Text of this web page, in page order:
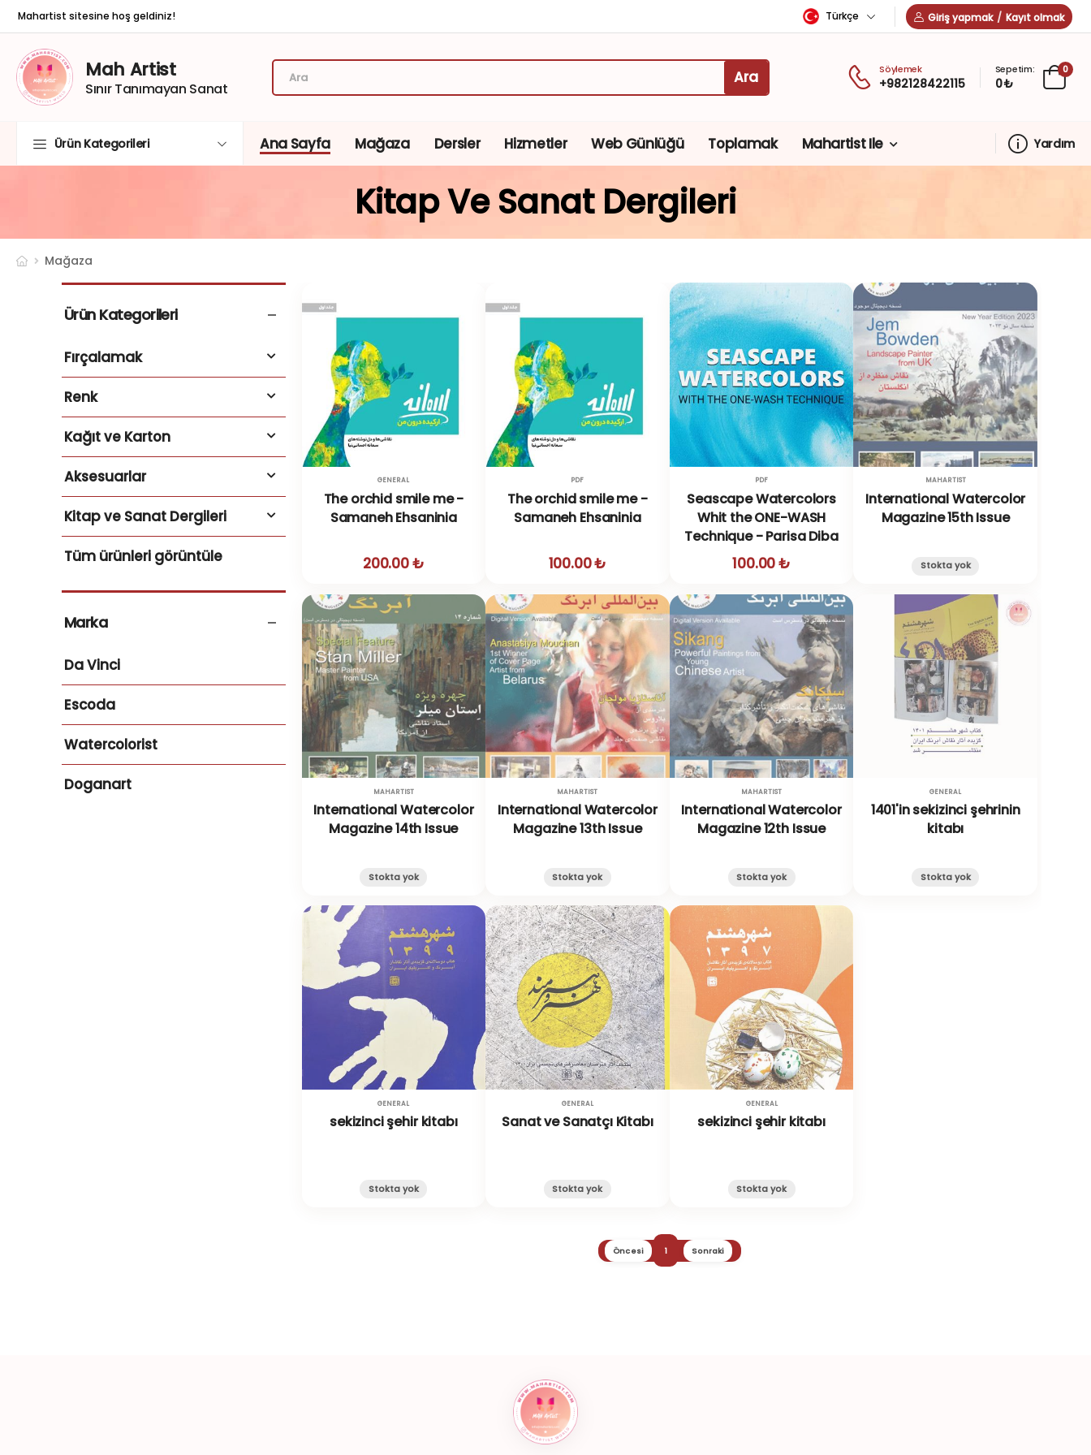
Mahartist sitesine hoş geldiniz! Türkçe Giriş yapmak / Kayıt olmak
Mah Artist
Sınır Tanımayan Sanat
Söylemek
+982128422115
Sepetim:
0 ₺
0
Ürün Kategorileri Ana Sayfa Mağaza Dersler Hizmetler Web Günlüğü Toplamak Mahartist Ile Yardım
Kitap Ve Sanat Dergileri
Mağaza
Ürün Kategorileri
Fırçalamak
Renk
Kağıt ve Karton
Aksesuarlar
Kitap ve Sanat Dergileri
Tüm ürünleri görüntüle
Marka
Da Vinci
Escoda
Watercolorist
Doganart
GENERAL
The orchid smile me -
Samaneh Ehsaninia
200.00 ₺
PDF
The orchid smile me -
Samaneh Ehsaninia
100.00 ₺
PDF
Seascape Watercolors
Whit the ONE-WASH
Technique - Parisa Diba
100.00 ₺
MAHARTIST
International Watercolor
Magazine 15th Issue
Stokta yok
MAHARTIST
International Watercolor
Magazine 14th Issue
Stokta yok
MAHARTIST
International Watercolor
Magazine 13th Issue
Stokta yok
MAHARTIST
International Watercolor
Magazine 12th Issue
Stokta yok
GENERAL
1401'in sekizinci şehrinin
kitabı
Stokta yok
GENERAL
sekizinci şehir kitabı
Stokta yok
GENERAL
Sanat ve Sanatçı Kitabı
Stokta yok
GENERAL
sekizinci şehir kitabı
Stokta yok
Öncesi 1 Sonraki